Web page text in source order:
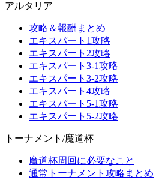
アルタリア
攻略＆報酬まとめ
エキスパート1攻略
エキスパート2攻略
エキスパート3-1攻略
エキスパート3-2攻略
エキスパート4攻略
エキスパート5-1攻略
エキスパート5-2攻略
トーナメント/魔道杯
魔道杯周回に必要なこと
通常トーナメント攻略まとめ